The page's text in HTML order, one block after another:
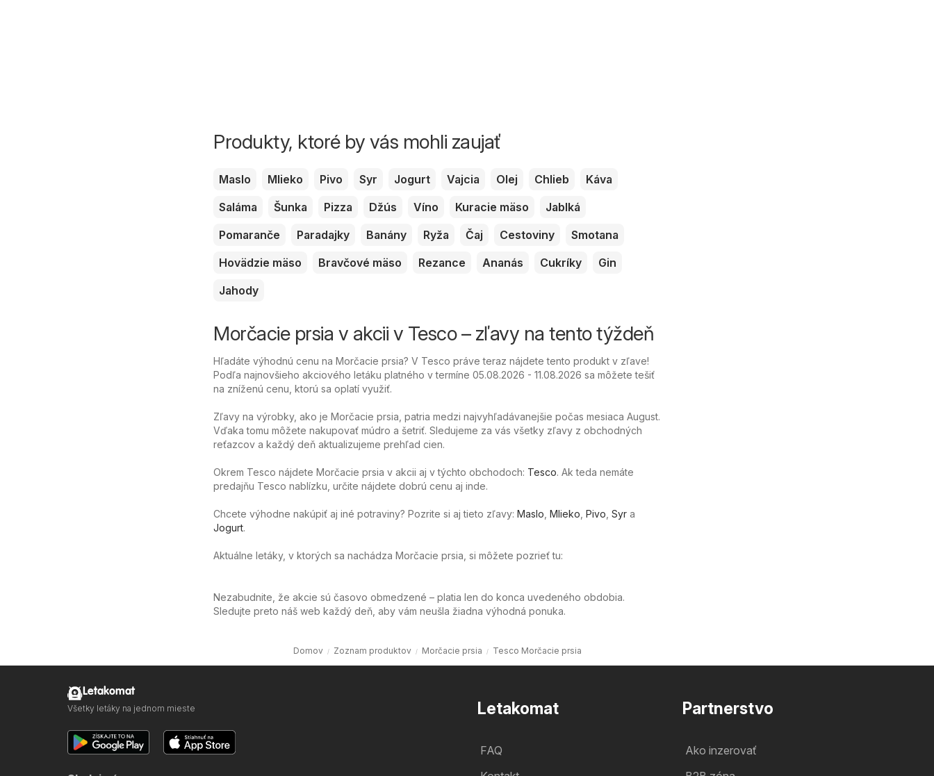
Produkty, ktoré by vás mohli zaujať
Maslo Mlieko Pivo Syr Jogurt Vajcia Olej Chlieb
Káva
Saláma
Šunka Pizza Džús Víno Kuracie mäso
Jablká
Pomaranče
Paradajky Banány Ryža Čaj Cestoviny
Smotana
Hovädzie mäso
Bravčové mäso Rezance Ananás Cukríky
Gin
Jahody
Morčacie prsia v akcii v Tesco – zľavy na tento týždeň
Hľadáte výhodnú cenu na Morčacie prsia? V Tesco práve teraz nájdete tento produkt v zľave!
Podľa najnovšieho akciového letáku platného v termíne 05.08.2026 - 11.08.2026 sa môžete tešiť
na zníženú cenu, ktorú sa oplatí využiť.
Zľavy na výrobky, ako je Morčacie prsia, patria medzi najvyhľadávanejšie počas mesiaca August.
Vďaka tomu môžete nakupovať múdro a šetriť. Sledujeme za vás všetky zľavy z obchodných
reťazcov a každý deň aktualizujeme prehľad cien.
Okrem Tesco nájdete Morčacie prsia v akcii aj v týchto obchodoch: Tesco. Ak teda nemáte
predajňu Tesco nablízku, určite nájdete dobrú cenu aj inde.
Chcete výhodne nakúpiť aj iné potraviny? Pozrite si aj tieto zľavy: Maslo Mlieko Pivo Syr a
Jogurt.
Aktuálne letáky, v ktorých sa nachádza Morčacie prsia, si môžete pozrieť tu:
Nezabudnite, že akcie sú časovo obmedzené – platia len do konca uvedeného obdobia.
Sledujte preto náš web každý deň, aby vám neušla žiadna výhodná ponuka.
Domov Zoznam produktov Morčacie prsia Tesco Morčacie prsia
Letakomat
FAQ
Partnerstvo
Ako inzerovať
Letakomat
Všetky letáky na jednom mieste